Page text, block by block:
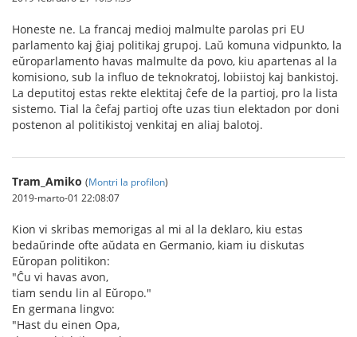
Honeste ne. La francaj medioj malmulte parolas pri EU
parlamento kaj ĝiaj politikaj grupoj. Laŭ komuna vidpunkto, la
eŭroparlamento havas malmulte da povo, kiu apartenas al la
komisiono, sub la influo de teknokratoj, lobiistoj kaj bankistoj.
La deputitoj estas rekte elektitaj ĉefe de la partioj, pro la lista
sistemo. Tial la ĉefaj partioj ofte uzas tiun elektadon por doni
postenon al politikistoj venkitaj en aliaj balotoj.
Tram_Amiko (Montri la profilon)
2019-marto-01 22:08:07
Kion vi skribas memorigas al mi al la deklaro, kiu estas
bedaŭrinde ofte aŭdata en Germanio, kiam iu diskutas
Eŭropan politikon:
"Ĉu vi havas avon,
tiam sendu lin al Eŭropo."
En germana lingvo:
"Hast du einen Opa,